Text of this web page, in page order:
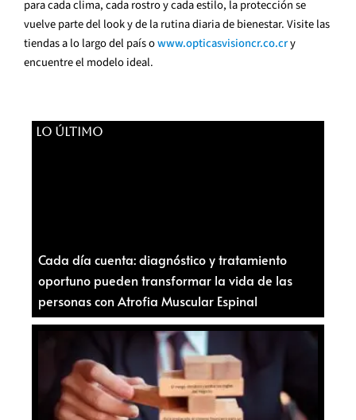
para cada clima, cada rostro y cada estilo, la protección se
vuelve parte del look y de la rutina diaria de bienestar. Visite las
tiendas a lo largo del país owww.opticasvisioncr.co.cry
encuentre el modelo ideal.
LO ÚLTIMO
Cada día cuenta: diagnóstico y tratamiento
oportuno pueden transformar la vida de las
personas con Atrofia Muscular Espinal